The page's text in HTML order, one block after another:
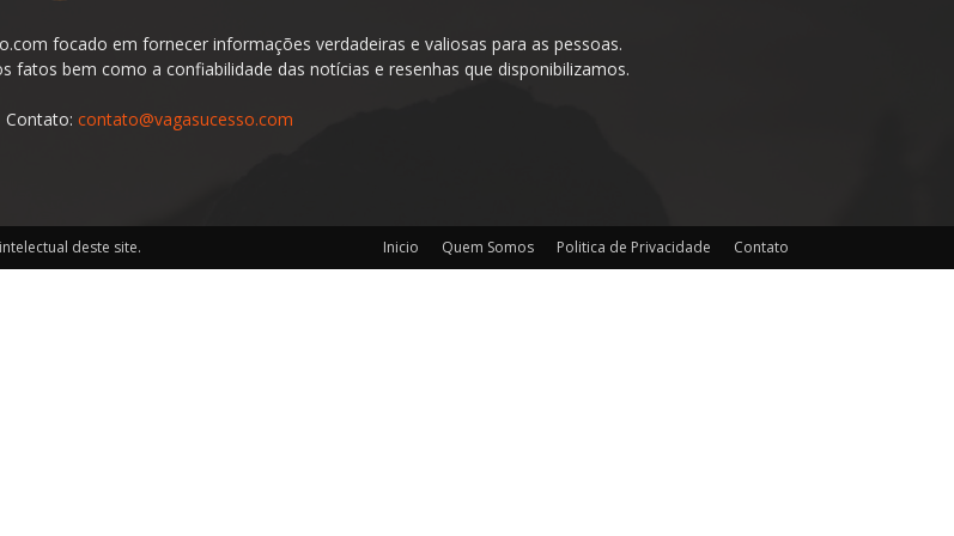
focado em fornecer informações verdadeiras e valiosas para as pessoas.
fatos bem como a confiabilidade das notícias e resenhas que disponibilizamos.
Contato: contato@vagasucesso.com
Inicio Quem Somos Politica de Privacidade Contato
deste site.